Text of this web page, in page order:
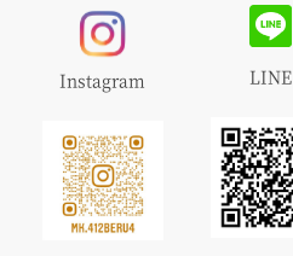
Instagram LINE